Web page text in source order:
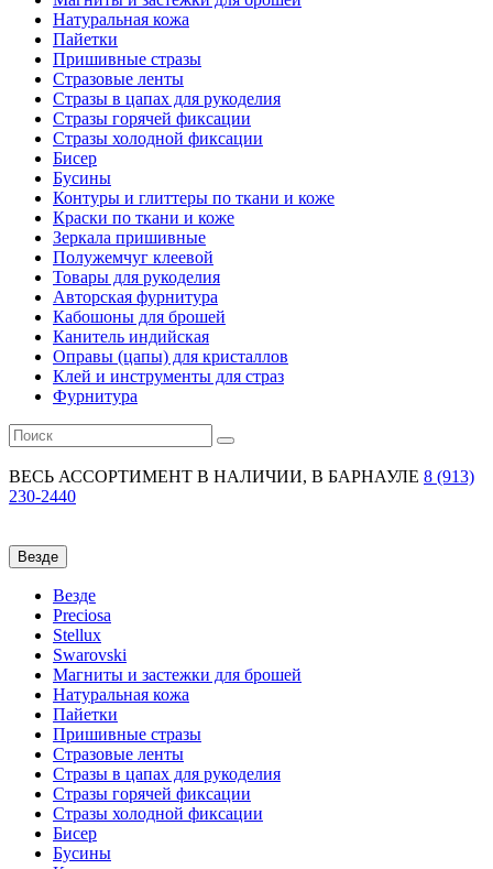
Натуральная кожа
Пайетки
Пришивные стразы
Стразовые ленты
Стразы в цапах для рукоделия
Стразы горячей фиксации
Стразы холодной фиксации
Бисер
Бусины
Контуры и глиттеры по ткани и коже
Краски по ткани и коже
Зеркала пришивные
Полужемчуг клеевой
Товары для рукоделия
Авторская фурнитура
Кабошоны для брошей
Канитель индийская
Оправы (цапы) для кристаллов
Клей и инструменты для страз
Фурнитура
ВЕСЬ АССОРТИМЕНТ В НАЛИЧИИ, В БАРНАУЛЕ 8 (913)
230-2440
Везде
Везде
Preciosa
Stellux
Swarovski
Магниты и застежки для брошей
Натуральная кожа
Пайетки
Пришивные стразы
Стразовые ленты
Стразы в цапах для рукоделия
Стразы горячей фиксации
Стразы холодной фиксации
Бисер
Бусины